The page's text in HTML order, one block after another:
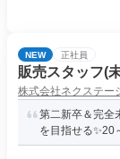
NEW 正社員
販売スタッフ(
株式会社ネクステー
第二新卒＆完全
を目指せる✨20